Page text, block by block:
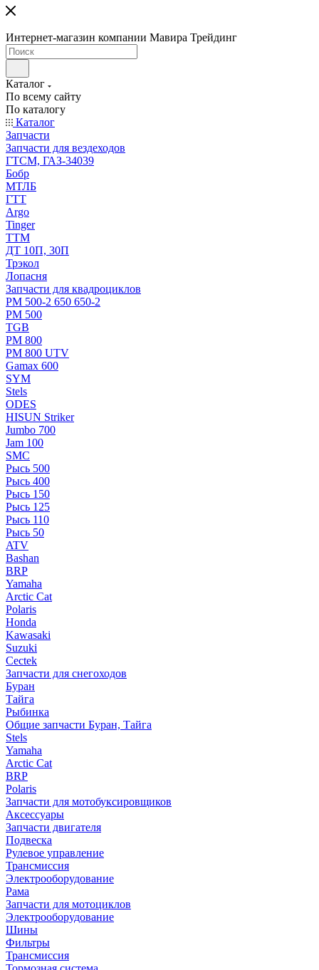
Интернет-магазин компании Мавира Трейдинг
Каталог
По всему сайту
По каталогу
Каталог
Запчасти
Запчасти для вездеходов
ГТСМ, ГАЗ-34039
Бобр
МТЛБ
ГТТ
Argo
Tinger
ТТМ
ДТ 10П, 30П
Трэкол
Лопасня
Запчасти для квадроциклов
РМ 500-2 650 650-2
РМ 500
TGB
РМ 800
РМ 800 UTV
Gamax 600
SYM
Stels
ОDЕS
HISUN Striker
Jumbo 700
Jam 100
SMC
Рысь 500
Рысь 400
Рысь 150
Рысь 125
Рысь 110
Рысь 50
ATV
Bashan
BRP
Yamaha
Arctic Cat
Polaris
Honda
Kawasaki
Suzuki
Cectek
Запчасти для снегоходов
Буран
Тайга
Рыбинка
Общие запчасти Буран, Тайга
Stels
Yamaha
Arctic Cat
BRP
Polaris
Запчасти для мотобуксировщиков
Аксессуары
Запчасти двигателя
Подвеска
Рулевое управление
Трансмиссия
Электрооборудование
Рама
Запчасти для мотоциклов
Электрооборудование
Шины
Фильтры
Трансмиссия